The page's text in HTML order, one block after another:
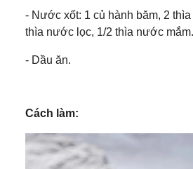
- Nước xốt: 1 củ hành băm, 2
thìa nước lọc, 1/2 thìa nước mắm.
- Dầu ăn.
Cách làm: